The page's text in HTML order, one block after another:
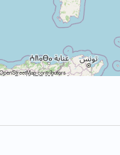
OpenStreetMapcontributors